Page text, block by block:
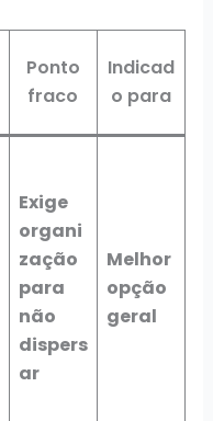
Ponto
fraco
Indicad
o para
Exige
organi
zação
para
não
dispers
ar
Melhor
opção
geral